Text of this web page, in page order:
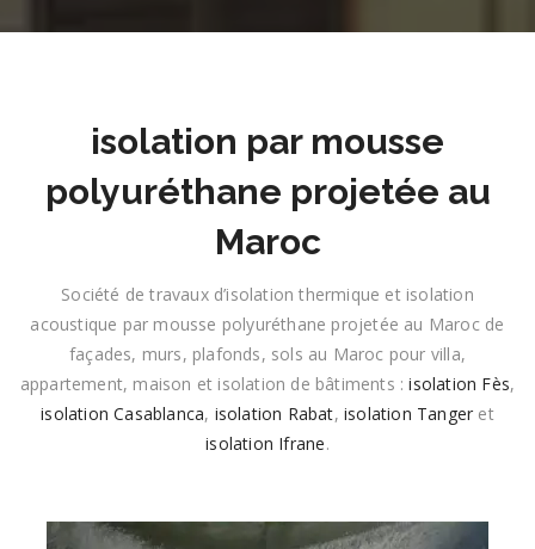
isolation par mousse
polyuréthane projetée au
Maroc
Société de travaux d’isolation thermique et isolation
acoustique par mousse polyuréthane projetée au Maroc de
façades, murs, plafonds, sols au Maroc pour villa,
appartement, maison et isolation de bâtiments :isolation Fès,
isolation Casablanca, isolation Rabat, isolation Tanger et
isolation Ifrane.